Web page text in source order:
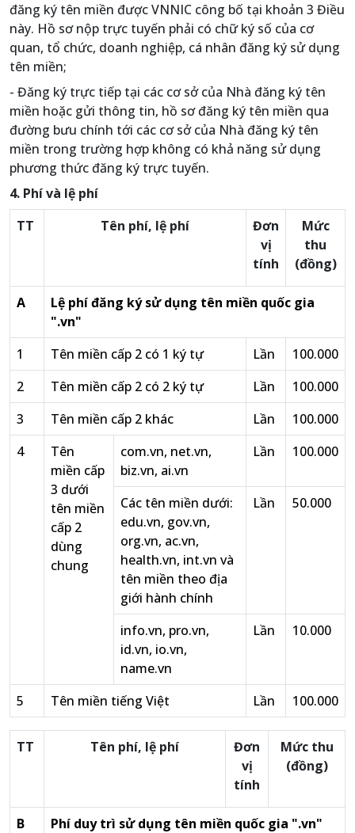
đăng ký tên miền được VNNIC công bố tại khoản 3 Điều
này. Hồ sơ nộp trực tuyến phải có chữ ký số của cơ
quan, tổ chức, doanh nghiệp, cá nhân đăng ký sử dụng
tên miền;
- Đăng ký trực tiếp tại các cơ sở của Nhà đăng ký tên
miền hoặc gửi thông tin, hồ sơ đăng ký tên miền qua
đường bưu chính tới các cơ sở của Nhà đăng ký tên
miền trong trường hợp không có khả năng sử dụng
phương thức đăng ký trực tuyến.
4. Phí và lệ phí
TT
Tên phí, lệ phí
Đơn
vị
tính
Mức
thu
(đồng)
A
Lệ phí đăng ký sử dụng tên miền quốc gia
".vn"
1
Tên miền cấp 2 có 1 ký tự Lần
100.000
2
Tên miền cấp 2 có 2 ký tự Lần
100.000
3
Tên miền cấp 2 khác Lần
100.000
4
Tên
miền cấp
3 dưới
tên miền
cấp 2
dùng
chung
com.vn, net.vn,
biz.vn, ai.vn
Lần 100.000
Các tên miền dưới:
edu.vn, gov.vn,
org.vn, ac.vn,
health.vn, int.vn và
tên miền theo địa
giới hành chính
Lần 50.000
info.vn, pro.vn,
id.vn, io.vn,
name.vn
Lần 10.000
5 Tên miền tiếng Việt Lần 100.000
TT Tên phí, lệ phí
Đơn
vị
tính
Mức thu
(đồng)
B
Phí duy trì sử dụng tên miền quốc gia ".vn"